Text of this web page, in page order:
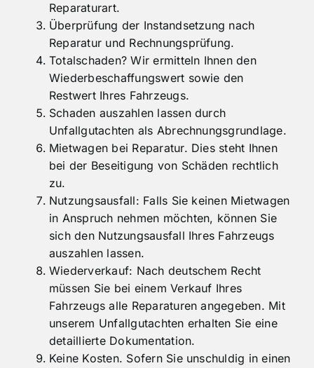
Reparaturart.
Überprüfung der Instandsetzung nach
Reparatur und Rechnungsprüfung.
Totalschaden? Wir ermitteln Ihnen den
Wiederbeschaffungswert sowie den
Restwert Ihres Fahrzeugs.
Schaden auszahlen lassen durch
Unfallgutachten als Abrechnungsgrundlage.
Mietwagen bei Reparatur. Dies steht Ihnen
bei der Beseitigung von Schäden rechtlich
zu.
Nutzungsausfall: Falls Sie keinen Mietwagen
in Anspruch nehmen möchten, können Sie
sich den Nutzungsausfall Ihres Fahrzeugs
auszahlen lassen.
Wiederverkauf: Nach deutschem Recht
müssen Sie bei einem Verkauf Ihres
Fahrzeugs alle Reparaturen angegeben. Mit
unserem Unfallgutachten erhalten Sie eine
detaillierte Dokumentation.
Keine Kosten. Sofern Sie unschuldig in einen